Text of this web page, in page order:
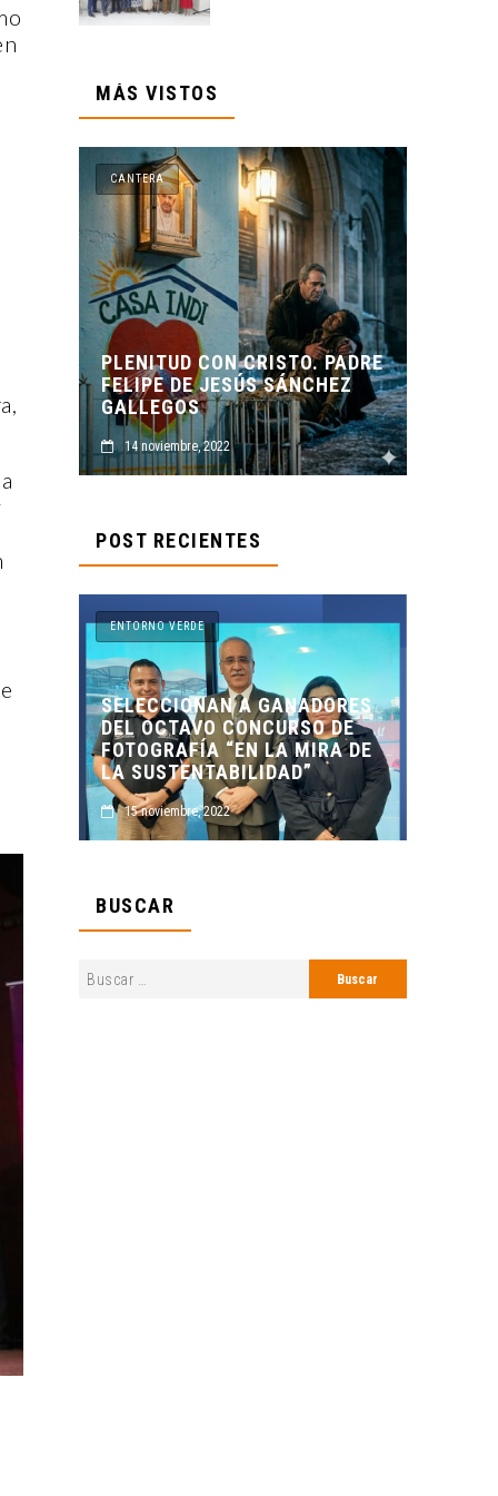
MÁS VISTOS
CON CRISTO. PADRE
JESÚS SÁNCHEZ
CANTERA
ORIGEN Y PROPÓSITO DE
CASA INDI
14 noviembre, 2022
POST RECIENTES
A GANADORES
CONCURSO DE
“EN LA MIRA DE
ENTORNO VERDE
ENTORNO VERDE Y
PRESENTES EN EL DÍA DE
MUERTOS FCC, UANL.
2 noviembre, 2022
BUSCAR